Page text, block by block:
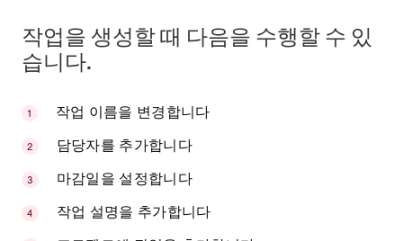
작업을 생성할 때 다음을 수행할 수 있
습니다.
작업 이름을 변경합니다
담당자를 추가합니다
마감일을 설정합니다
작업 설명을 추가합니다